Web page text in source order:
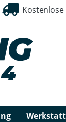
Kostenlose
Werkstatt